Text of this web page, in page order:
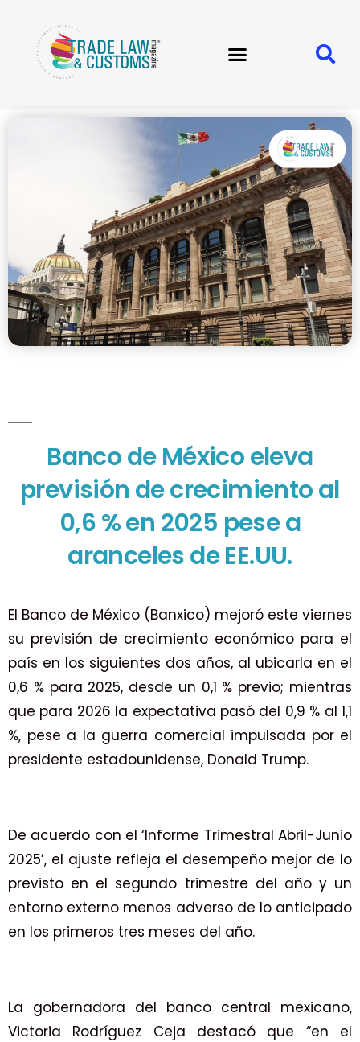
Banco de México eleva
previsión de crecimiento al
0,6 % en 2025 pese a
aranceles de EE.UU.
El Banco de México (Banxico) mejoró este viernes
su previsión de crecimiento económico para el
país en los siguientes dos años, al ubicarla en el
0,6 % para 2025, desde un 0,1 % previo; mientras
que para 2026 la expectativa pasó del 0,9 % al 1,1
%, pese a la guerra comercial impulsada por el
presidente estadounidense, Donald Trump.
De acuerdo con el ‘Informe Trimestral Abril-Junio
2025’, el ajuste refleja el desempeño mejor de lo
previsto en el segundo trimestre del año y un
entorno externo menos adverso de lo anticipado
en los primeros tres meses del año.
La gobernadora del banco central mexicano,
Victoria Rodríguez Ceja destacó que “en el